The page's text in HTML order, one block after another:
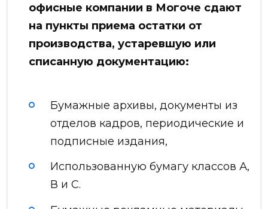
офисные компании в Могоче сдают
на пункты приема остатки от
производства, устаревшую или
списанную документацию:
Бумажные архивы, документы из
отделов кадров, периодические и
подписные издания,
Использованную бумагу классов А,
В и С.